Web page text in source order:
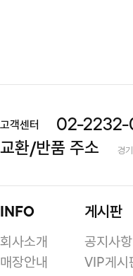
고객센터 02-
교환/반품 주소 경
INFO
회사소개
매장안내
게시판
공지사항
VIP게시